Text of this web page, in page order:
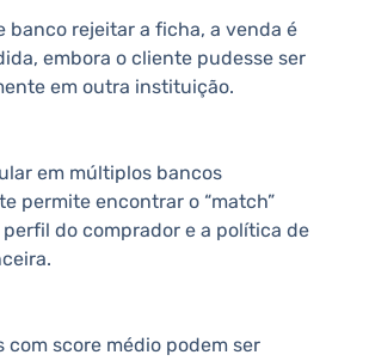
banco rejeitar a ficha, a venda é
embora o cliente pudesse ser
em outra instituição.
em múltiplos bancos
permite encontrar o “match”
do comprador e a política de
com score médio podem ser